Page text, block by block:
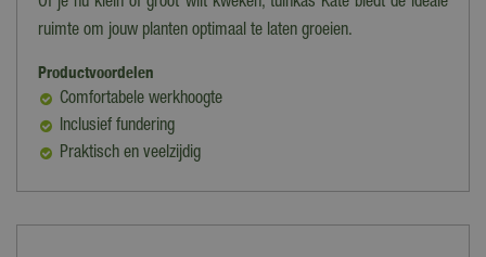
Of je nu klein of groot wilt kweken, tuinkas Kate biedt de ideale
ruimte om jouw planten optimaal te laten groeien.
Productvoordelen
Comfortabele werkhoogte
Inclusief fundering
Praktisch en veelzijdig